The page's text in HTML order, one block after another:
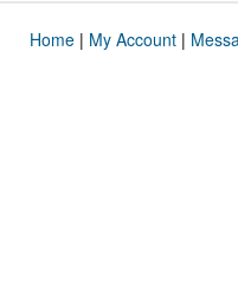
Home| My Account|